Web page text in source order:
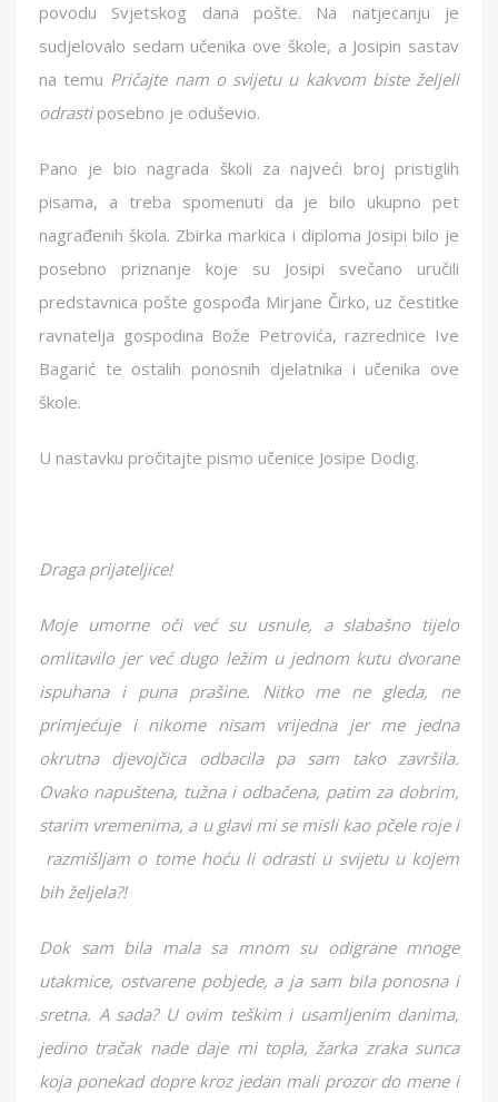
povodu Svjetskog dana pošte. Na natjecanju je
sudjelovalo sedam učenika ove škole, a Josipin sastav
na temu Pričajte nam o svijetu u kakvom biste željeli
odrastiposebno je oduševio.
Pano je bio nagrada školi za najveći broj pristiglih
pisama, a treba spomenuti da je bilo ukupno pet
nagrađenih škola. Zbirka markica i diploma Josipi bilo je
posebno priznanje koje su Josipi svečano uručili
predstavnica pošte gospođa Mirjane Čirko, uz čestitke
ravnatelja gospodina Bože Petrovića, razrednice Ive
Bagarić te ostalih ponosnih djelatnika i učenika ove
škole.
U nastavku pročitajte pismo učenice Josipe Dodig.
Draga prijateljice!
Moje umorne oči već su usnule, a slabašno tijelo
omlitavilo jer već dugo ležim u jednom kutu dvorane
ispuhana i puna prašine. Nitko me ne gleda, ne
primjećuje i nikome nisam vrijedna jer me jedna
okrutna djevojčica odbacila pa sam tako završila.
Ovako napuštena, tužna i odbačena, patim za dobrim,
starim vremenima, a u glavi mi se misli kao pčele roje i
razmišljam o tome hoću li odrasti u svijetu u kojem
bih željela?!
Dok sam bila mala sa mnom su odigrane mnoge
utakmice, ostvarene pobjede, a ja sam bila ponosna i
sretna. A sada? U ovim teškim i usamljenim danima,
jedino tračak nade daje mi topla, žarka zraka sunca
koja ponekad dopre kroz jedan mali prozor do mene i